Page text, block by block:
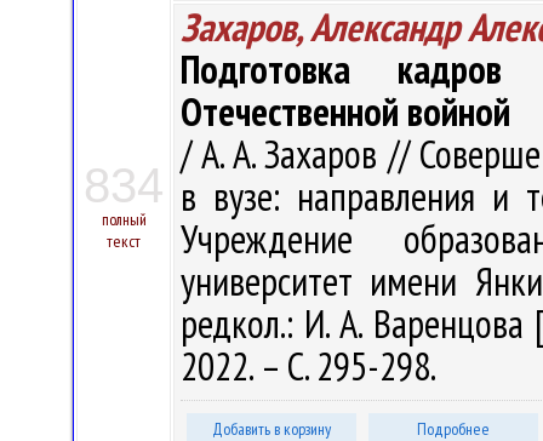
834
полный
текст
Захаров, Александр
Подготовка
Отечественной войной
/ А. А. Захаров //
в вузе: направления и
Учреждение
университет имени
редкол.: И. А.
2022. – С. 295-298.
Добавить в корзину Подробнее